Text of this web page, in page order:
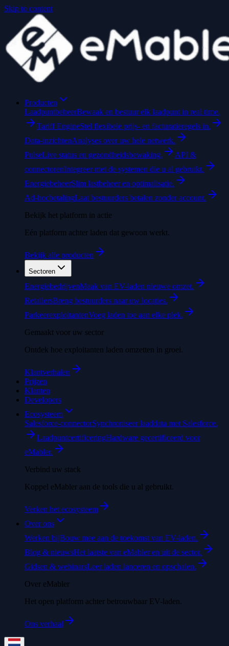
Skip to content
Producten
LaadpuntbeheerBewaak en bestuur elk laadpunt in real time.
Tariff EngineStel flexibele prijs- en facturatieregels in.
Data-inzichtenAnalyses over uw hele netwerk.
PulseLive status en gezondheidsbewaking.
API &
connectorenIntegreer met de systemen die u al gebruikt.
EnergiebeheerSlim lastbeheer en optimalisatie.
Ad-hocbetalingLaat bestuurders betalen zonder account.
Bekijk het platform in actie
Eén platform achter laden dat gewoon werkt.
Bekijk alle producten
Sectoren
EnergiebedrijvenMaak van EV-laden nieuwe omzet.
RetailersBreng bestuurders naar uw locaties.
ParkeerexploitantenVoeg laden toe aan elke plek.
Gemaakt voor uw sector
Ontdek hoe exploitanten laden omzetten in groei.
Klantverhalen
Prijzen
Klanten
Developers
Ecosysteem
Salesforce-connectorSynchroniseer laaddata met Salesforce.
LaadpuntcertificeringHardware gecertificeerd voor
eMabler.
Verbind uw stack
Koppel eMabler aan de tools die u al gebruikt.
Verken het ecosysteem
Over ons
Werken bijBouw mee aan de toekomst van EV-laden.
Blog & nieuwsHet laatste van eMabler en uit de sector.
Gidsen & webinarsLeer laden lanceren en opschalen.
Over eMabler
Het open platform achter betrouwbaar EV-laden.
Ons verhaal